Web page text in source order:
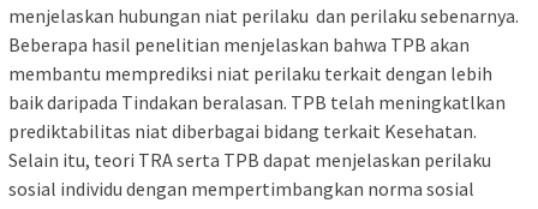
menjelaskan hubungan niat perilaku dan perilaku sebenarnya.
Beberapa hasil penelitian menjelaskan bahwa TPB akan
membantu memprediksi niat perilaku terkait dengan lebih
baik daripada Tindakan beralasan. TPB telah meningkatlkan
prediktabilitas niat diberbagai bidang terkait Kesehatan.
Selain itu, teori TRA serta TPB dapat menjelaskan perilaku
sosial individu dengan mempertimbangkan norma sosial